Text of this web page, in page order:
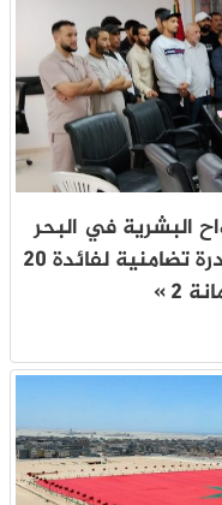
البشرية في البحر
بالداخلة أمبارك حمية يترأس مبادرة تضامنية لفائدة 20
2 »